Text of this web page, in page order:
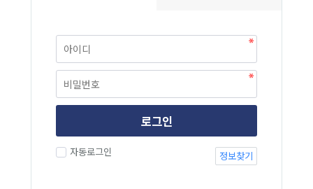
로그인
자동로그인 정보찾기